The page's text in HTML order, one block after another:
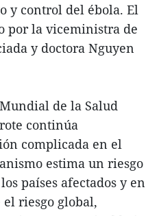
y control del ébola. El
por la viceministra de
y doctora Nguyen
de la Salud
continúa
complicada en el
estima un riesgo
países afectados y en
riesgo global,